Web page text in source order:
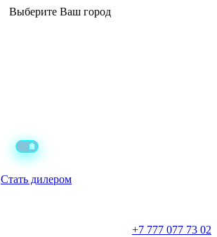
Выберите Ваш город
Стать дилером
+7 777 077 73 02